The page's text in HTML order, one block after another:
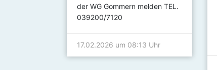
der WG Gommern melden TEL.
039200/7120
17.02.2026 um 08:13 Uhr